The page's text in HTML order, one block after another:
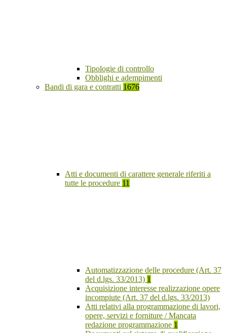
Tipologie di controllo
Obblighi e adempimenti
Bandi di gara e contratti 1676
Atti e documenti di carattere generale riferiti a
tutte le procedure 11
Automatizzazione delle procedure (Art. 37
del d.lgs. 33/2013) 1
Acquisizione interesse realizzazione opere
incompiute (Art. 37 del d.lgs. 33/2013)
Atti relativi alla programmazione di lavori,
opere, servizi e forniture / Mancata
redazione programmazione 1